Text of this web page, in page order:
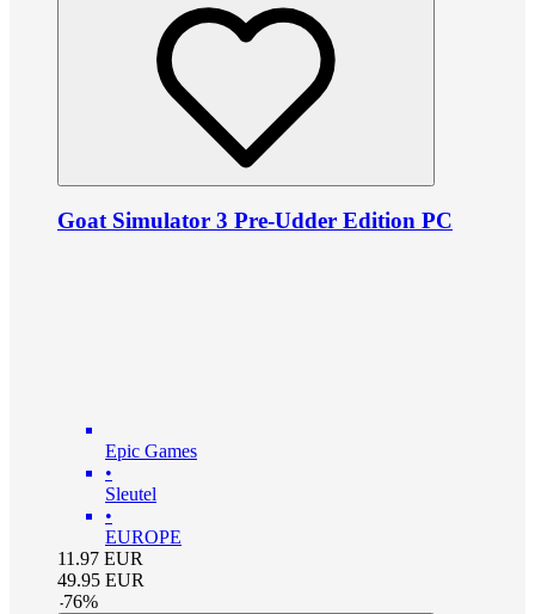
Goat Simulator 3 Pre-Udder Edition PC
Epic Games
•
Sleutel
•
EUROPE
11.97 EUR
49.95 EUR
-76%